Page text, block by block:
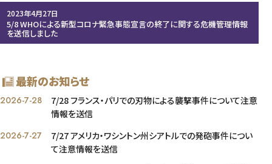
2023年4月27日
5/8 WHOによる新型コロナ緊急事態宣言の終了に関する危機管理情報
を送信しました
最新のお知らせ
2026-7-28
7/28 フランス・パリでの刃物による襲撃事件について注意
情報を送信
2026-7-27
7/27 アメリカ・ワシントン州シアトルでの発砲事件につい
て注意情報を送信